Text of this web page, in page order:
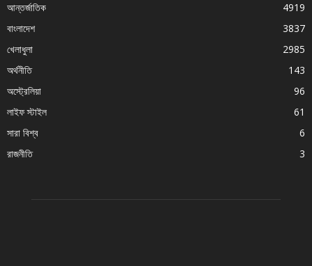
আন্তর্জাতিক
4919
বাংলাদেশ
3837
খেলাধুলা
2985
অর্থনীতি
143
অস্ট্রেলিয়া
96
লাইফ স্টাইল
61
সারা বিশ্ব
6
রাজনীতি
3